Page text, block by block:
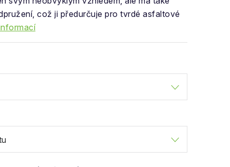
což ji předurčuje pro tvrdé asfaltové